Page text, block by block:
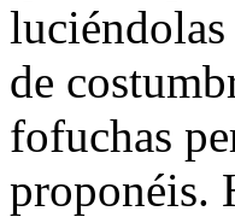
de
fofuchas
proponéis.